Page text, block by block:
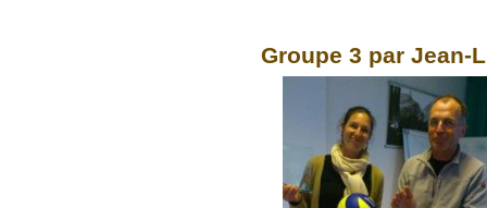
Groupe 3 par Jean-